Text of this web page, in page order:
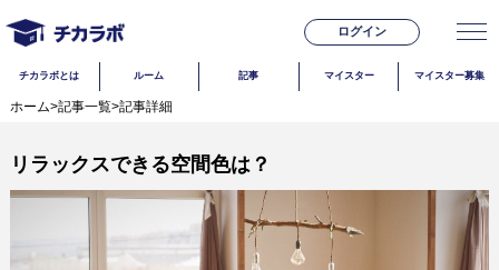
ログイン
チカラボとは ルーム 記事 マイスター マイスター募集
ホーム>記事一覧>記事詳細
リラックスできる空間色は？